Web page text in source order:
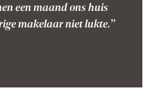
een maand ons huis
makelaar niet lukte.”